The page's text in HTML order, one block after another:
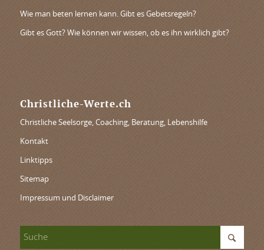
Wie man beten lernen kann. Gibt es Gebetsregeln?
Gibt es Gott? Wie können wir wissen, ob es ihn wirklich gibt?
Christliche-Werte.ch
Christliche Seelsorge, Coaching, Beratung, Lebenshilfe
Kontakt
Linktipps
Sitemap
Impressum und Disclaimer